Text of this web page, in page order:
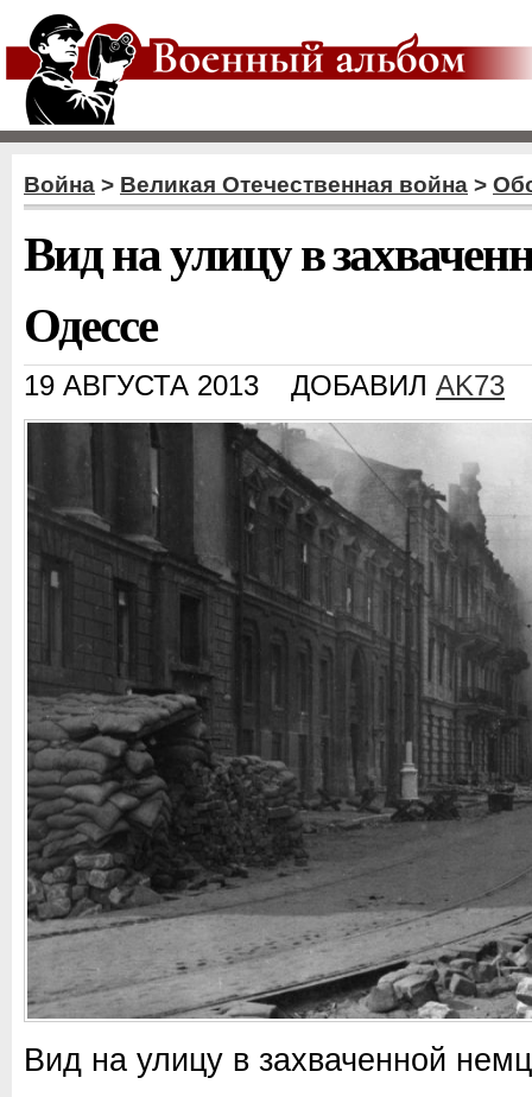
Война > Великая Отечественная война >
Вид на улицу в
Одессе
19 АВГУСТА 2013 ДОБАВИЛ AK73
Вид на улицу в захваченной